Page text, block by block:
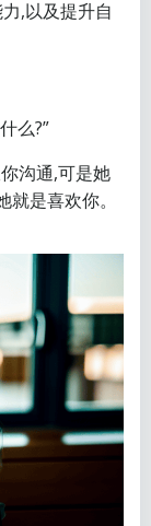
,以及提升自
么?”
沟通,可是她
是喜欢你。